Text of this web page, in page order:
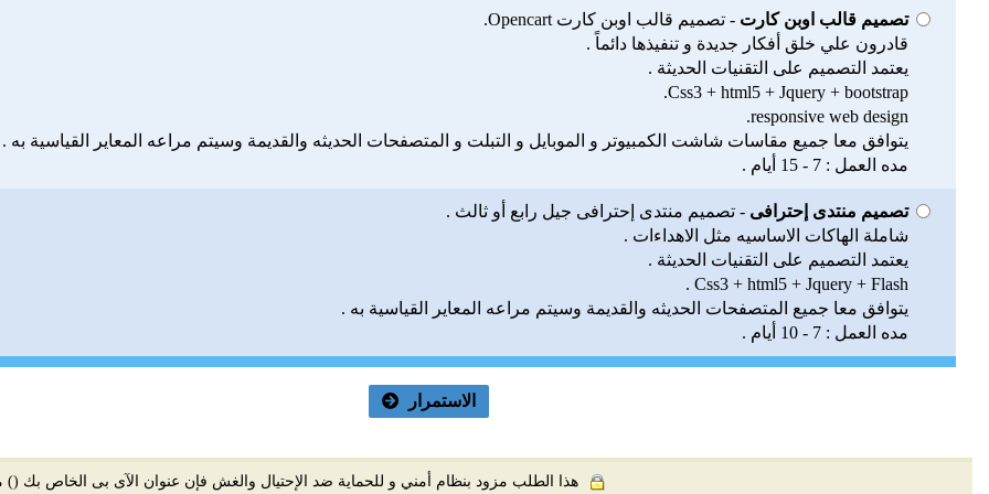
تصميم قالب اوبن كارت - تصميم قالب اوبن كارت Opencart.
قادرون علي خلق أفكار جديدة و تنفيذها دائماً .
يعتمد التصميم على التقنيات الحديثة .
Css3 + html5 + Jquery + bootstrap.
responsive web design.
يتوافق معا جميع مقاسات شاشت الكمبيوتر و الموبايل و التبلت و المتصفحات الحديثه والقديمة وسيتم مراعه المعاير القياسية به .
مده العمل : 7 - 15 أيام .
تصميم منتدى إحترافى - تصميم منتدى إحترافى جيل رابع أو ثالث .
شاملة الهاكات الاساسيه مثل الاهداءات .
يعتمد التصميم على التقنيات الحديثة .
Css3 + html5 + Jquery + Flash .
يتوافق معا جميع المتصفحات الحديثه والقديمة وسيتم مراعه المعاير القياسية به .
مده العمل : 7 - 10 أيام .
الاستمرار
هذا الطلب مزود بنظام أمني و للحماية ضد الإحتيال والغش فإن عنوان الآى بى الخاص بك ()